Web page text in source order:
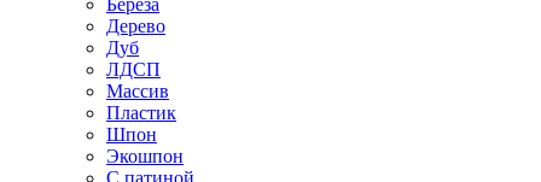
Береза
Дерево
Дуб
ЛДСП
Массив
Пластик
Шпон
Экошпон
С патиной